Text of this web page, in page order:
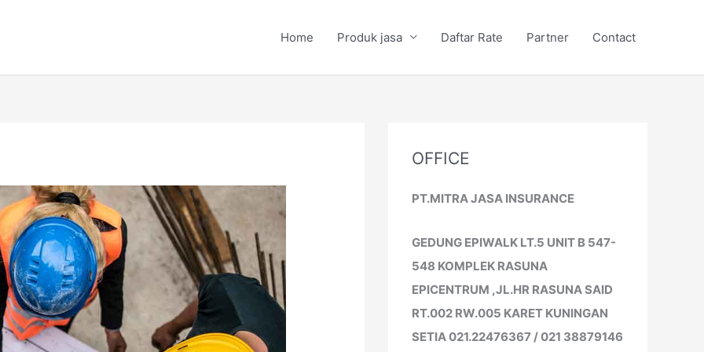
Home Produk jasa Daftar Rate Partner Contact
OFFICE
PT.MITRA JASA INSURANCE
GEDUNG EPIWALK LT.5 UNIT B 547-
548 KOMPLEK RASUNA
EPICENTRUM ,JL.HR RASUNA SAID
RT.002 RW.005 KARET KUNINGAN
SETIA 021.22476367 / 021 38879146